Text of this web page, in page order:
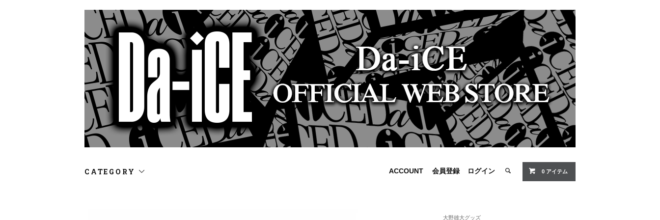
CATEGORY ACCOUNT 会員登録 ログイン 0 アイテム
大野雄大グッズ